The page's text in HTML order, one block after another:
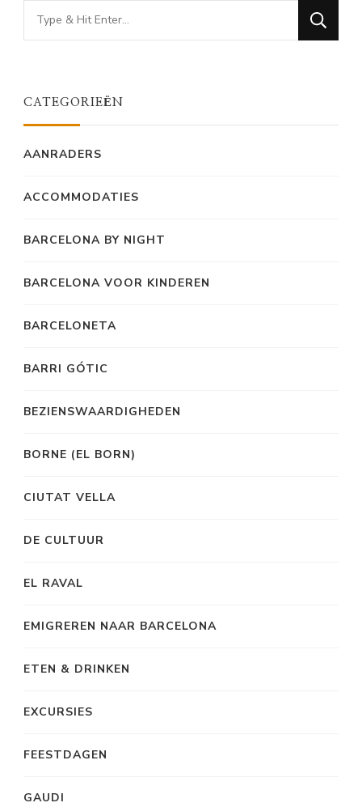
Looking
for
CATEGORIEËN
AANRADERS
ACCOMMODATIES
BARCELONA BY NIGHT
BARCELONA VOOR KINDEREN
BARCELONETA
BARRI GÓTIC
BEZIENSWAARDIGHEDEN
BORNE (EL BORN)
CIUTAT VELLA
DE CULTUUR
EL RAVAL
EMIGREREN NAAR BARCELONA
ETEN & DRINKEN
EXCURSIES
FEESTDAGEN
GAUDI